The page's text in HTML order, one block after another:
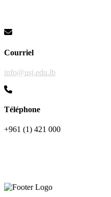
Courriel
info@usj.edu.lb
Téléphone
+961 (1) 421 000